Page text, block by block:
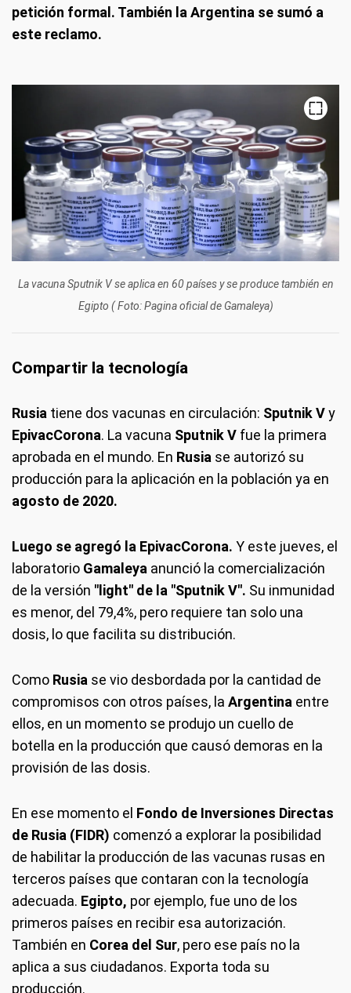
petición formal. También la Argentina se sumó a
este reclamo.
La vacuna Sputnik V se aplica en 60 países y se produce también en
Egipto ( Foto: Pagina oficial de Gamaleya)
Compartir la tecnología
Rusia tiene dos vacunas en circulación: Sputnik Vy
EpivacCorona. La vacuna Sputnik V fue la primera
aprobada en el mundo. En Rusia se autorizó su
producción para la aplicación en la población ya en
agosto de 2020.
Luego se agregó la EpivacCorona. Y este jueves, el
laboratorio Gamaleya anunció la comercialización
de la versión "light" de la "Sputnik V". Su inmunidad
es menor, del 79,4%, pero requiere tan solo una
dosis, lo que facilita su distribución.
Como Rusia se vio desbordada por la cantidad de
compromisos con otros países, la Argentina entre
ellos, en un momento se produjo un cuello de
botella en la producción que causó demoras en la
provisión de las dosis.
En ese momento el Fondo de Inversiones Directas
de Rusia (FIDR) comenzó a explorar la posibilidad
de habilitar la producción de las vacunas rusas en
terceros países que contaran con la tecnología
adecuada. Egipto, por ejemplo, fue uno de los
primeros países en recibir esa autorización.
También en Corea del Sur, pero ese país no la
aplica a sus ciudadanos. Exporta toda su
producción.